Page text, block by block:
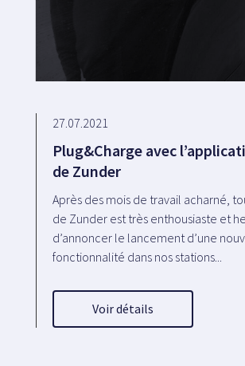
27.07.2021
Plug&Charge avec
de Zunder
Après des mois de travail acharné,
de Zunder est très enthousiaste et
d’annoncer le lancement d’une
fonctionnalité dans nos stations...
Voir détails